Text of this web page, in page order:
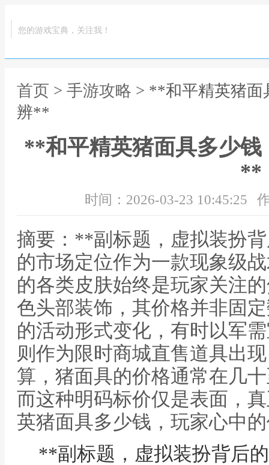
您的游戏宝典，关注我！
首页 > 手游攻略 > **和平精英猪面
辨**
**和平精英猪面具多少
**
时间：2026-03-23 10:45:25
摘要：**副标题，虚拟装扮
的市场定位作为一款现象级
的各类皮肤始终是玩家关注
色头部装饰，其价格并非固
的活动形式变化，有时以军
则作为限时商城直售道具出
算，猪面具的价格通常在几
而这种明码标价仅是表面，
英猪面具多少钱，玩家心中
**副标题，虚拟装扮背后